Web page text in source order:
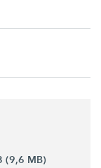
(9,6 MB)